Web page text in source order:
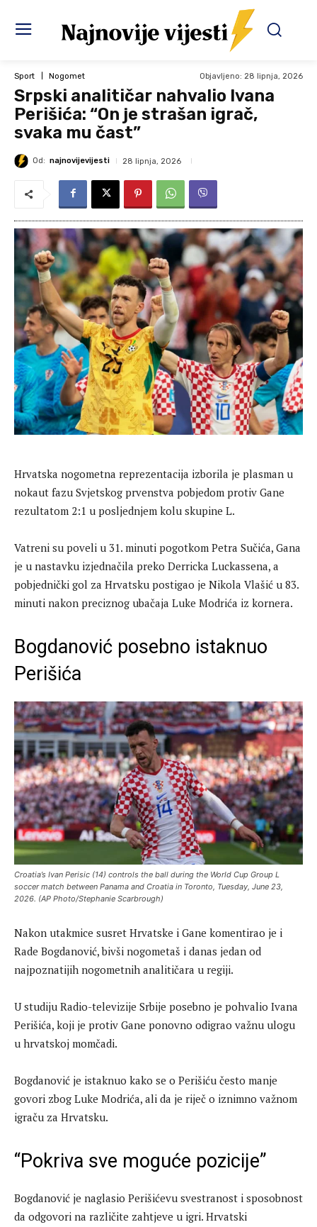
Sport Nogomet Objavljeno: 28 lipnja, 2026
Srpski analitičar nahvalio Ivana
Perišića: “On je strašan igrač,
svaka mu čast”
Od: najnovijevijesti 28 lipnja, 2026
Hrvatska nogometna reprezentacija izborila je plasman u
nokaut fazu Svjetskog prvenstva pobjedom protiv Gane
rezultatom 2:1 u posljednjem kolu skupine L.
Vatreni su poveli u 31. minuti pogotkom Petra Sučića, Gana
je u nastavku izjednačila preko Derricka Luckassena, a
pobjednički gol za Hrvatsku postigao je Nikola Vlašić u 83.
minuti nakon preciznog ubačaja Luke Modrića iz kornera.
Bogdanović posebno istaknuo
Perišića
Croatia’s Ivan Perisic (14) controls the ball during the World Cup Group L
soccer match between Panama and Croatia in Toronto, Tuesday, June 23,
2026. (AP Photo/Stephanie Scarbrough)
Nakon utakmice susret Hrvatske i Gane komentirao je i
Rade Bogdanović, bivši nogometaš i danas jedan od
najpoznatijih nogometnih analitičara u regiji.
U studiju Radio-televizije Srbije posebno je pohvalio Ivana
Perišića, koji je protiv Gane ponovno odigrao važnu ulogu
u hrvatskoj momčadi.
Bogdanović je istaknuo kako se o Perišiću često manje
govori zbog Luke Modrića, ali da je riječ o iznimno važnom
igraču za Hrvatsku.
“Pokriva sve moguće pozicije”
Bogdanović je naglasio Perišićevu svestranost i sposobnost
da odgovori na različite zahtjeve u igri. Hrvatski